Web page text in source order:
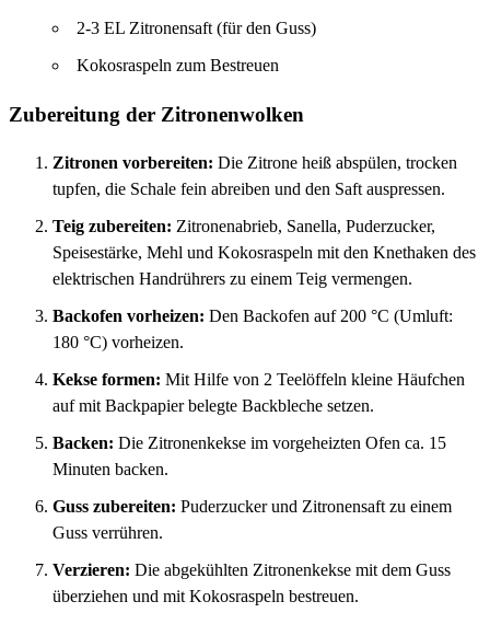
2-3 EL Zitronensaft (für den Guss)
Kokosraspeln zum Bestreuen
Zubereitung der Zitronenwolken
Zitronen vorbereiten: Die Zitrone heiß abspülen, trocken
tupfen, die Schale fein abreiben und den Saft auspressen.
Teig zubereiten: Zitronenabrieb, Sanella, Puderzucker,
Speisestärke, Mehl und Kokosraspeln mit den Knethaken des
elektrischen Handrührers zu einem Teig vermengen.
Backofen vorheizen: Den Backofen auf 200 °C (Umluft:
180 °C) vorheizen.
Kekse formen: Mit Hilfe von 2 Teelöffeln kleine Häufchen
auf mit Backpapier belegte Backbleche setzen.
Backen: Die Zitronenkekse im vorgeheizten Ofen ca. 15
Minuten backen.
Guss zubereiten: Puderzucker und Zitronensaft zu einem
Guss verrühren.
Verzieren: Die abgekühlten Zitronenkekse mit dem Guss
überziehen und mit Kokosraspeln bestreuen.